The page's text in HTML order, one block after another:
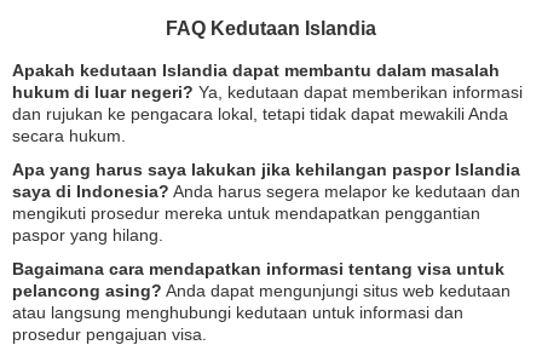
FAQ Kedutaan Islandia
Apakah kedutaan Islandia dapat membantu dalam masalah
hukum di luar negeri? Ya, kedutaan dapat memberikan informasi
dan rujukan ke pengacara lokal, tetapi tidak dapat mewakili Anda
secara hukum.
Apa yang harus saya lakukan jika kehilangan paspor Islandia
saya di Indonesia? Anda harus segera melapor ke kedutaan dan
mengikuti prosedur mereka untuk mendapatkan penggantian
paspor yang hilang.
Bagaimana cara mendapatkan informasi tentang visa untuk
pelancong asing? Anda dapat mengunjungi situs web kedutaan
atau langsung menghubungi kedutaan untuk informasi dan
prosedur pengajuan visa.